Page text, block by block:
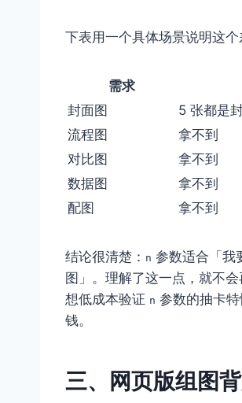
下表用一个具体场景说明这
需求
封面图
5 张都是
流程图
拿不到
对比图
拿不到
数据图
拿不到
配图
拿不到
结论很清楚： n 参数适合「我
图」。理解了这一点，就不
想低成本验证 n 参数的抽卡
钱。
三、网页版组图